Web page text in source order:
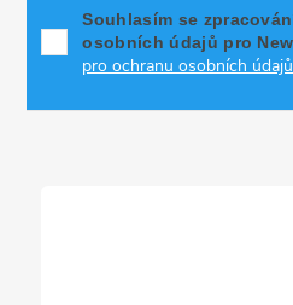
Souhlasím se
osobních údajů pro
pro ochranu osobních údajů